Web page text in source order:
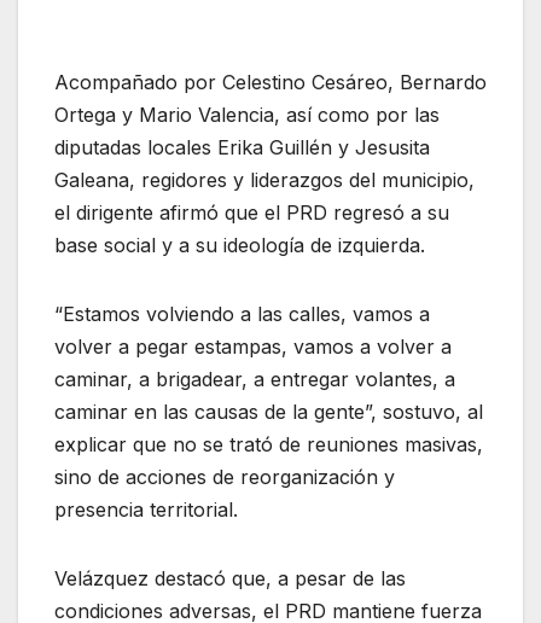
Acompañado por Celestino Cesáreo, Bernardo
Ortega y Mario Valencia, así como por las
diputadas locales Erika Guillén y Jesusita
Galeana, regidores y liderazgos del municipio,
el dirigente afirmó que el PRD regresó a su
base social y a su ideología de izquierda.
“Estamos volviendo a las calles, vamos a
volver a pegar estampas, vamos a volver a
caminar, a brigadear, a entregar volantes, a
caminar en las causas de la gente”, sostuvo, al
explicar que no se trató de reuniones masivas,
sino de acciones de reorganización y
presencia territorial.
Velázquez destacó que, a pesar de las
condiciones adversas, el PRD mantiene fuerza